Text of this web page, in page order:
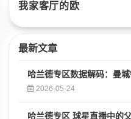
最新文章
哈兰德专区数据解码：曼
2026-05-24
哈兰德专区 球星直播中的